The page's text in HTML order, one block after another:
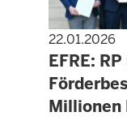
22.01.2026
EFRE:
Millionen